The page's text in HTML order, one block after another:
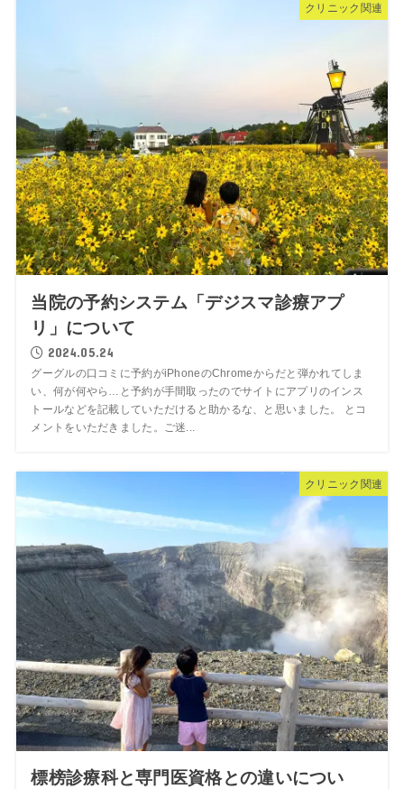
クリニック関連
当院の予約システム「デジスマ診療アプ
リ」について
2024.05.24
グーグルの口コミに予約がiPhoneのChromeからだと弾かれてしま
い、何が何やら…と予約が手間取ったのでサイトにアプリのインス
トールなどを記載していただけると助かるな、と思いました。 とコ
メントをいただきました。ご迷...
クリニック関連
標榜診療科と専門医資格との違いについ